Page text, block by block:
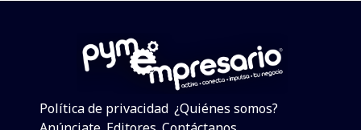
Política de privacidad ¿Quiénes somos?